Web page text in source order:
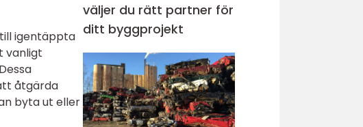
igentäppta
vanligt
åtgärda
byta ut eller
väljer du rätt partner för
ditt byggprojekt